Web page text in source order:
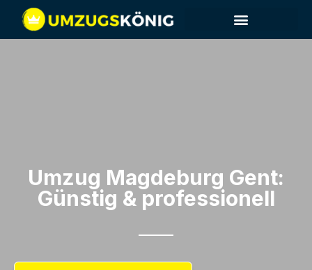
Umzug Magdeburg​ Gent:
Günstig & professionell​